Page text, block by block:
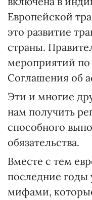
Европейской
это развитие
страны.
мероприятий
Соглашения об
Эти и многие
нам получить
способного
обязательства.
Вместе с тем
последние годы
мифами,